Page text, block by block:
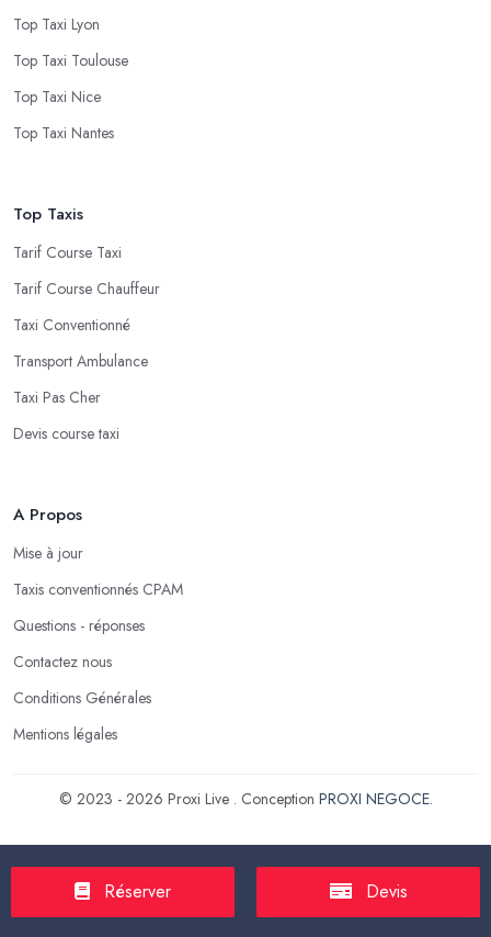
Top Taxi Lyon
Top Taxi Toulouse
Top Taxi Nice
Top Taxi Nantes
Top Taxis
Tarif Course Taxi
Tarif Course Chauffeur
Taxi Conventionné
Transport Ambulance
Taxi Pas Cher
Devis course taxi
A Propos
Mise à jour
Taxis conventionnés CPAM
Questions - réponses
Contactez nous
Conditions Générales
Mentions légales
© 2023 - 2026 Proxi Live . Conception PROXI NEGOCE.
Réserver Devis